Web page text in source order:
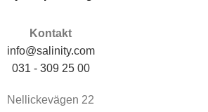
Kontakt
info@salinity.com
031 - 309 25 00
Nellickevägen 22